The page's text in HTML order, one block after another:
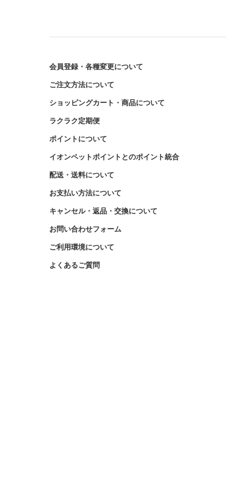
会員登録・各種変更について
ご注文方法について
ショッピングカート・商品について
ラクラク定期便
ポイントについて
イオンペットポイントとのポイント統合
配送・送料について
お支払い方法について
キャンセル・返品・交換について
お問い合わせフォーム
ご利用環境について
よくあるご質問